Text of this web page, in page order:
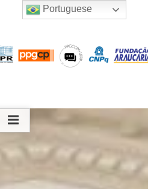
Portuguese